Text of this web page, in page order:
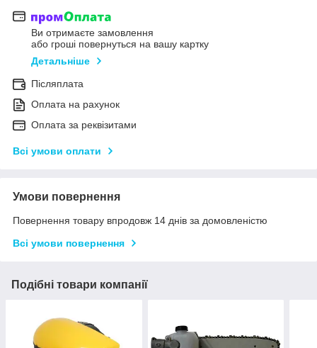
Ви отримаєте замовлення
або гроші повернуться на вашу картку
Детальніше
Післяплата
Оплата на рахунок
Оплата за реквізитами
Всі умови оплати
Умови повернення
Повернення товару впродовж 14 днів за домовленістю
Всі умови повернення
Подібні товари компанії